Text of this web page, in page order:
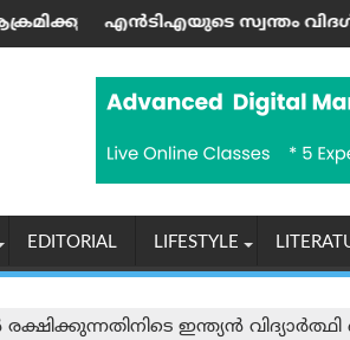
സൗദി അറേബ്യയും
വിദഗ്ധർ തന്നെ പണത്തിനു
EDITORIAL LIFESTYLE
ഇന്ത്യൻ